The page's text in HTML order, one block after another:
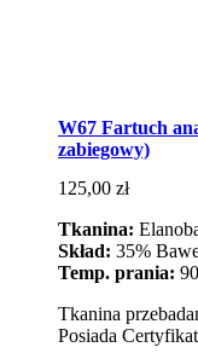
W67 Fartuch
zabiegowy)
125,00 zł
Tkanina:
Skład: 35%
Temp. prania:
Tkanina
Posiada